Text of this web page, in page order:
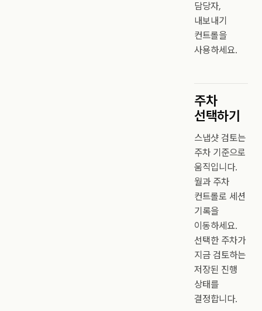
담당자,
내보내기
컨트롤을
사용하세요.
주차
선택하기
스냅샷 검토는
주차 기준으로
움직입니다.
월과 주차
컨트롤로 세션
기록을
이동하세요.
선택한 주차가
지금 검토하는
저장된 진행
상태를
결정합니다.